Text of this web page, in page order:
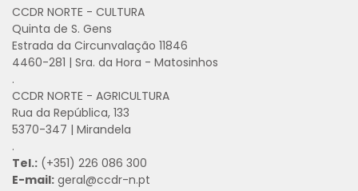
CCDR NORTE - CULTURA
Quinta de S. Gens
Estrada da Circunvalação 11846
4460-281 | Sra. da Hora - Matosinhos
.
CCDR NORTE - AGRICULTURA
Rua da República, 133
5370-347 | Mirandela
.
Tel.: (+351) 226 086 300
E-mail: geral@ccdr-n.pt